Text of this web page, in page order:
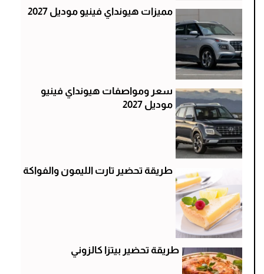
مميزات هيونداي فينيو موديل 2027
سعر ومواصفات هيونداي فينيو
موديل 2027
طريقة تحضير تارت الليمون والفواكة
طريقة تحضير بيتزا كالزوني